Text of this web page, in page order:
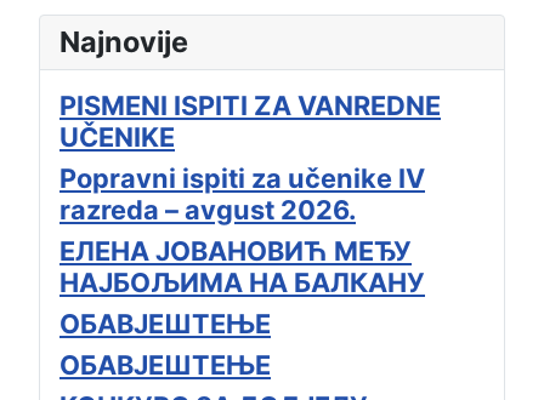
Najnovije
PISMENI ISPITI ZA VANREDNE
UČENIKE
Popravni ispiti za učenike IV
razreda – avgust 2026.
ЕЛЕНА ЈОВАНОВИЋ МЕЂУ
НАЈБОЉИМА НА БАЛКАНУ
ОБАВЈЕШТЕЊЕ
ОБАВЈЕШТЕЊЕ